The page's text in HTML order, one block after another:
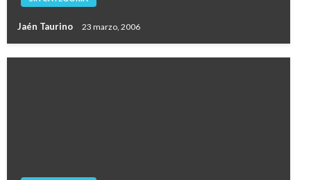
Jaén Taurino 23 marzo, 2006